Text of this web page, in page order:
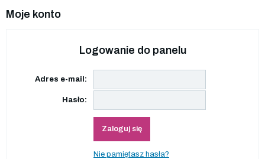
Moje konto
Logowanie do panelu
Adres e-mail:
Hasło:
Zaloguj się
Nie pamiętasz hasła?